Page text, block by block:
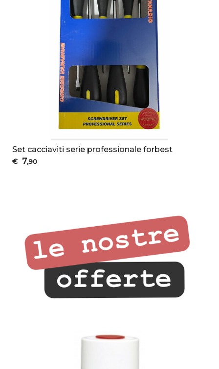
Set cacciaviti serie professionale forbest
€ 7,90